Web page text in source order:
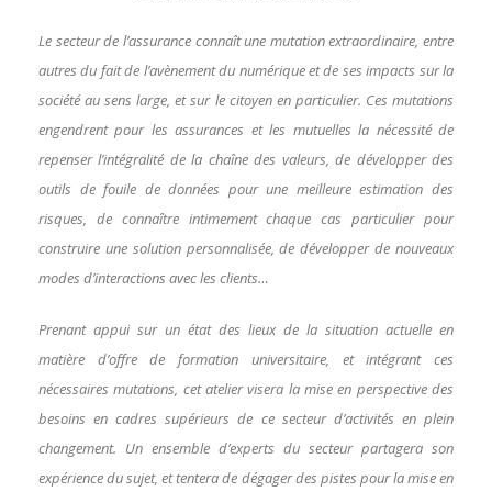
Le secteur de l’assurance connaît une mutation extraordinaire, entre
autres du fait de l’avènement du numérique et de ses impacts sur la
société au sens large, et sur le citoyen en particulier. Ces mutations
engendrent pour les assurances et les mutuelles la nécessité de
repenser l’intégralité de la chaîne des valeurs, de développer des
outils de fouile de données pour une meilleure estimation des
risques, de connaître intimement chaque cas particulier pour
construire une solution personnalisée, de développer de nouveaux
modes d’interactions avec les clients…
Prenant appui sur un état des lieux de la situation actuelle en
matière d’offre de formation universitaire, et intégrant ces
nécessaires mutations, cet atelier visera la mise en perspective des
besoins en cadres supérieurs de ce secteur d’activités en plein
changement. Un ensemble d’experts du secteur partagera son
expérience du sujet, et tentera de dégager des pistes pour la mise en